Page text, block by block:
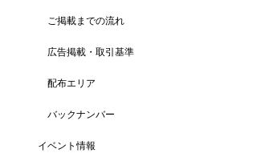
ご掲載までの流れ
広告掲載・取引基準
配布エリア
バックナンバー
イベント情報